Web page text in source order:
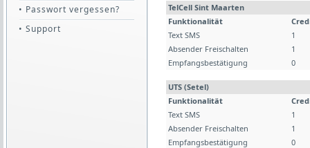
• Passwort vergessen?
• Support
TelCell Sint Maarten
Funktionalität
Text SMS
1
Absender Freischalten
1
Empfangsbestätigung
0
UTS (Setel)
Funktionalität
Text SMS
1
Absender Freischalten
1
Empfangsbestätigung
0